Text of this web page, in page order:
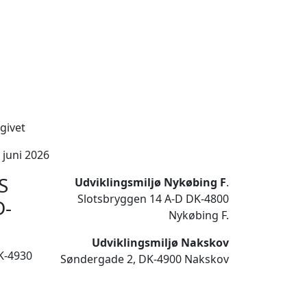
juni 2026
4930
Udviklingsmiljø Nykøbing F.
Slotsbryggen 14 A-D DK-4800
Nykøbing F.
Udviklingsmiljø Nakskov
Søndergade 2, DK-4900 Nakskov